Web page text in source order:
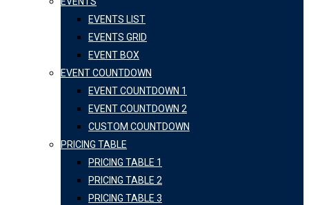
EVENTS LIST
EVENTS GRID
EVENT BOX
EVENT COUNTDOWN
EVENT COUNTDOWN 1
EVENT COUNTDOWN 2
CUSTOM COUNTDOWN
PRICING TABLE
PRICING TABLE 1
PRICING TABLE 2
PRICING TABLE 3